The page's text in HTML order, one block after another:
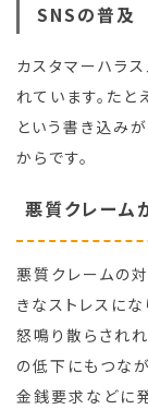
SNSの普及
カスタマーハラ
れています。たと
という書き込み
からです。
悪質クレーム
悪質クレームの
きなストレスに
怒鳴り散らされ
の低下にもつな
金銭要求などに